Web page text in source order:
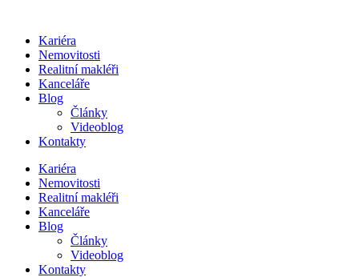
obsahuKariéra
Nemovitosti
Realitní makléři
Kanceláře
Blog
Články
Videoblog
Kontakty
Kariéra
Nemovitosti
Realitní makléři
Kanceláře
Blog
Články
Videoblog
Kontakty